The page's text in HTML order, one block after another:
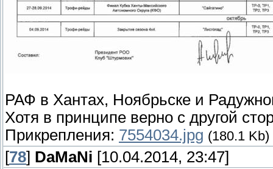
РАФ в Хантах, Ноябрьске и
Хотя в принципе верно с другой
Прикрепления: 7554034.jpg (180.1 Kb)
[78] DaMaNi [10.04.2014, 23:47]